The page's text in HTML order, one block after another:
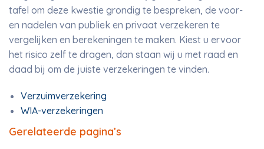
tafel om deze kwestie grondig te bespreken, de voor-
en nadelen van publiek en privaat verzekeren te
vergelijken en berekeningen te maken. Kiest u ervoor
het risico zelf te dragen, dan staan wij u met raad en
daad bij om de juiste verzekeringen te vinden.
Verzuimverzekering
WIA-verzekeringen
Gerelateerde pagina’s